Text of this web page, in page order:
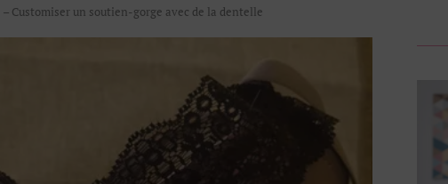
– Customiser un soutien-gorge avec de la dentelle